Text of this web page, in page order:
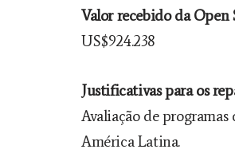
Valor recebido da Open
US$924.238
Justificativas para os
Avaliação de
América Latina.